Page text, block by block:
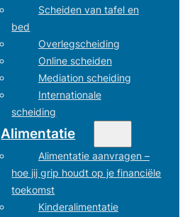
Scheiden van tafel en
bed
Overlegscheiding
Online scheiden
Mediation scheiding
Internationale
scheiding
Alimentatie
Alimentatie aanvragen –
hoe jij grip houdt op je financiële
toekomst
Kinderalimentatie